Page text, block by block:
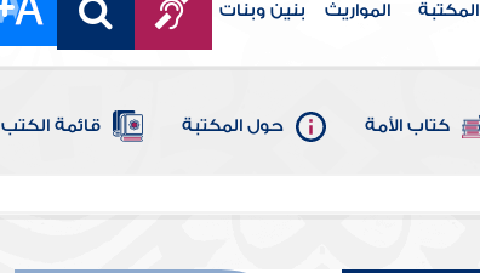
المكتبة المواريث بنين وبنات
كتاب الأمة حول المكتبة قائمة الكتب